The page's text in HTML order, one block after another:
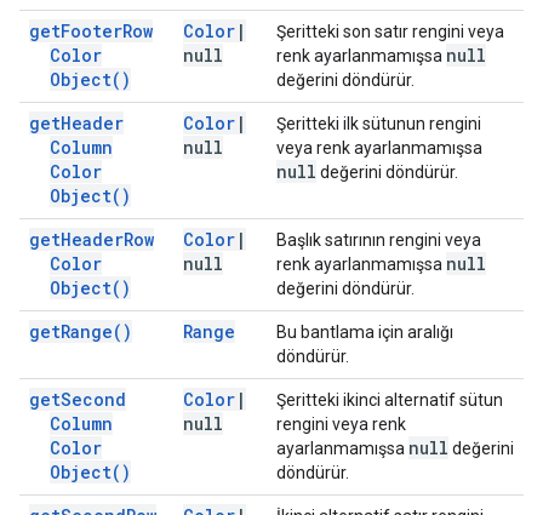
getFooterRow
Color
Object( )
Color |
null
Şeritteki son satır rengini veya
renk ayarlanmamışsa null
değerini döndürür.
getHeader
Column
Color
Object( )
Color |
null
Şeritteki ilk sütunun rengini
veya renk ayarlanmamışsa
null değerini döndürür.
getHeaderRow
Color
Object( )
Color |
null
Başlık satırının rengini veya
renk ayarlanmamışsa null
değerini döndürür.
getRange( ) Range
Bu bantlama için aralığı
döndürür.
getSecond
Column
Color
Object( )
Color |
null
Şeritteki ikinci alternatif sütun
rengini veya renk
ayarlanmamışsa null değerini
döndürür.